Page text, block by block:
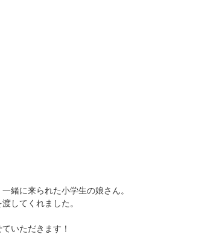
緒に来られた小学生の娘さん。
してくれました。
いただきます！